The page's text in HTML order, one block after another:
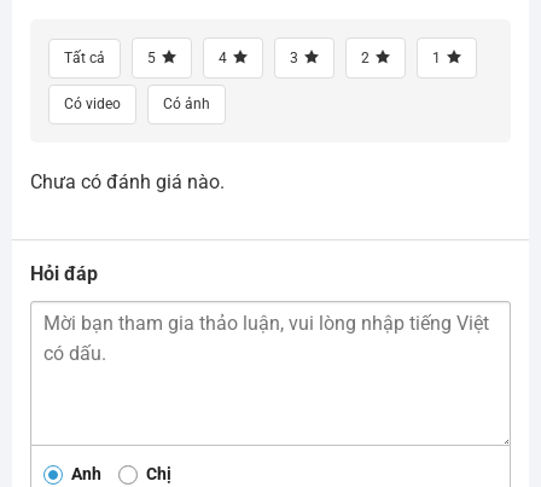
Tất cả 5 4 3 2 1
Có video Có ảnh
Chưa có đánh giá nào.
Hỏi đáp
Anh Chị